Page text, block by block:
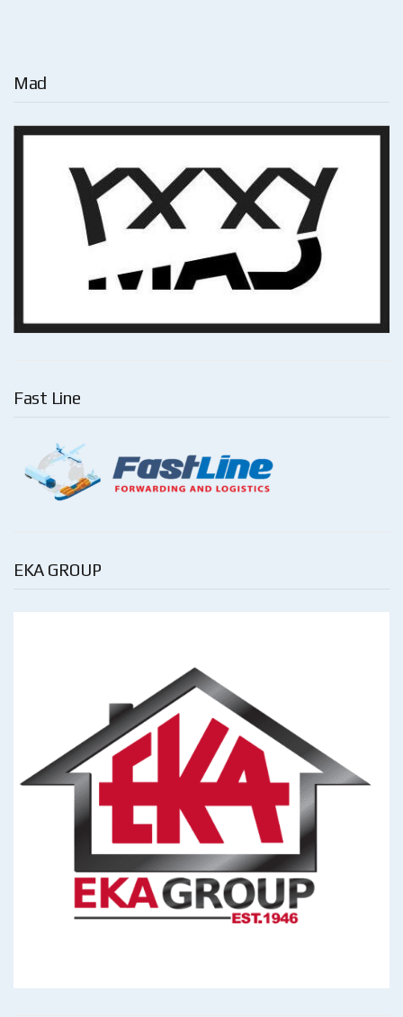
Mad
Fast Line
EKA GROUP